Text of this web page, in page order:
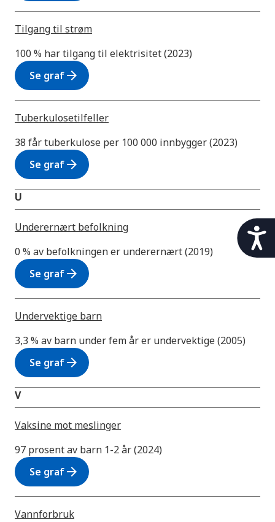
t
l
e
e
h
e
Tilgang til strøm
100 % har tilgang til elektrisitet (2023)
Se grafarrow_forward
Tuberkulosetilfeller
38 får tuberkulose per 100 000 innbygger (2023)
Se grafarrow_forward
U
Underernært befolkning
0 % av befolkningen er underernært (2019)
Se grafarrow_forward
Undervektige barn
3,3 % av barn under fem år er undervektige (2005)
Se grafarrow_forward
V
Vaksine mot meslinger
97 prosent av barn 1-2 år (2024)
Se grafarrow_forward
Vannforbruk